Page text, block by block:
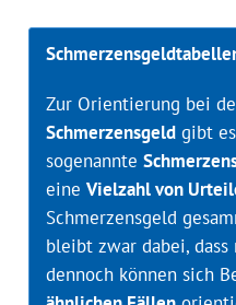
Zur Orientierung bei
Schmerzensgeldgibt es
sogenannte
eine Vielzahl von
Schmerzensgeld
bleibt zwar dabei,
dennoch können sich